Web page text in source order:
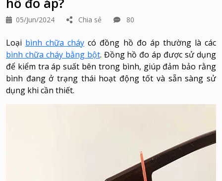
05/Jun/2024 Chia sẻ 80
Loại bình chữa cháy có đồng hồ đo áp thường là các
bình chữa cháy bằng bột. Đồng hồ đo áp được sử dụng
để kiểm tra áp suất bên trong bình, giúp đảm bảo rằng
bình đang ở trạng thái hoạt động tốt và sẵn sàng sử
dụng khi cần thiết.